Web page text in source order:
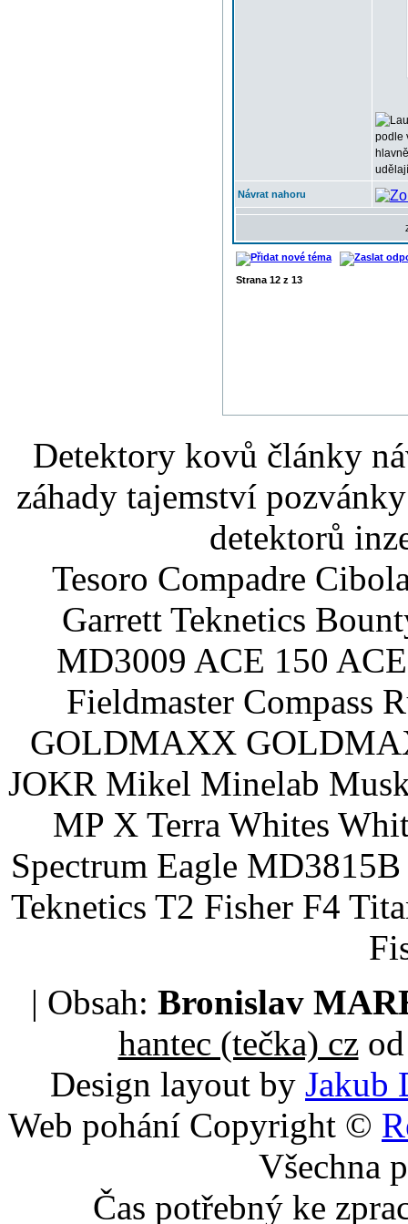
podle
Návrat nahoru
Strana 12 z 13
Detektory kovů články
záhady tajemství
detektorů
Tesoro Compadre
Garrett Teknetics
MD3009 ACE 150
Fieldmaster Compass
GOLDMAXX
JOKR Mikel Minelab
MP X Terra Whites
Spectrum Eagle
Teknetics T2 Fisher F4
| Obsah: Bronislav
hantec (tečka) czod
Design layout by Jakub
Web pohání Copyright ©
Všechna
Čas potřebný ke